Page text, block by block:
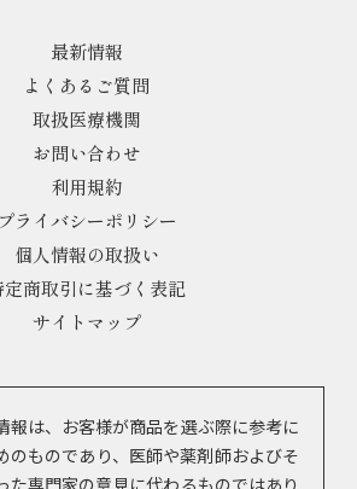
最新情報
よくあるご質問
取扱医療機関
お問い合わせ
利用規約
プライバシーポリシー
個人情報の取扱い
定商取引に基づく表記
サイトマップ
報は、お客様が商品を選ぶ際に参考に
のものであり、医師や薬剤師およびそ